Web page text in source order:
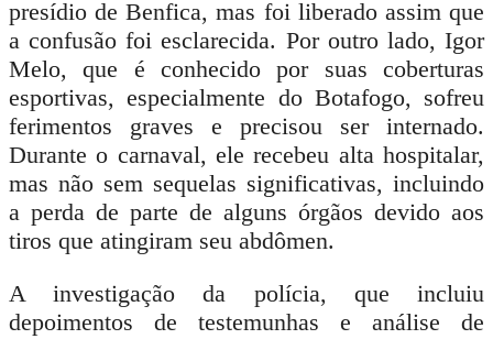
presídio de Benfica, mas foi liberado assim que
a confusão foi esclarecida. Por outro lado, Igor
Melo, que é conhecido por suas coberturas
esportivas, especialmente do Botafogo, sofreu
ferimentos graves e precisou ser internado.
Durante o carnaval, ele recebeu alta hospitalar,
mas não sem sequelas significativas, incluindo
a perda de parte de alguns órgãos devido aos
tiros que atingiram seu abdômen.
A investigação da polícia, que incluiu
depoimentos de testemunhas e análise de